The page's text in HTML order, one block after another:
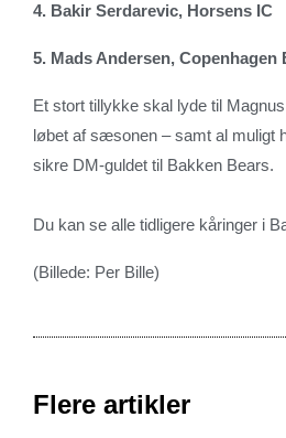
4. Bakir Serdarevic, Horsens IC
5. Mads Andersen, Copenhagen
Et stort tillykke skal lyde til
løbet af sæsonen – samt al muligt
sikre DM-guldet til Bakken Bears.
Du kan se alle tidligere kåringer i
(Billede: Per Bille)
Flere artikler